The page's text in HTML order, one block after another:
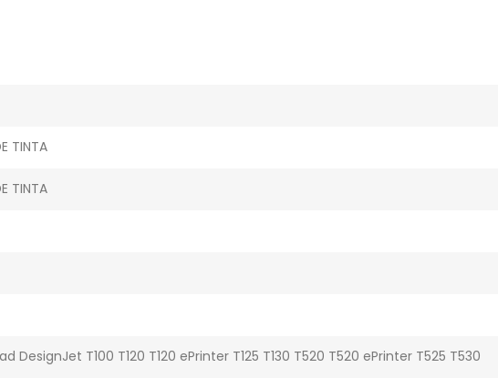
TINTA
TINTA
DesignJet T100 T120 T120 ePrinter T125 T130 T520 T520 ePrinter T525 T530